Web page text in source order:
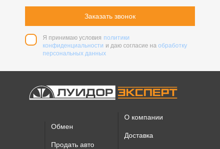
Заказать звонок
Я принимаю условия политики
конфиденциальности и даю согласие на обработку
персональных данных
Обмен
Продать авто
О компании
Доставка